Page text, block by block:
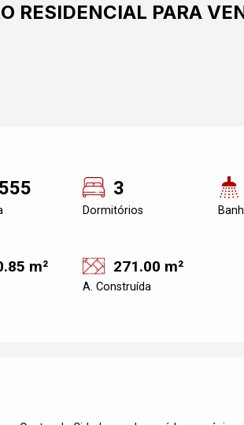
RESIDENCIAL PARA
3
Dormitórios
m² 271.00 m²
A. Construída